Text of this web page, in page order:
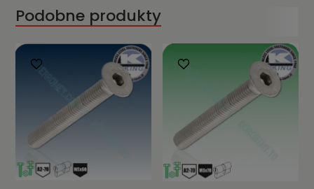
Podobne produkty